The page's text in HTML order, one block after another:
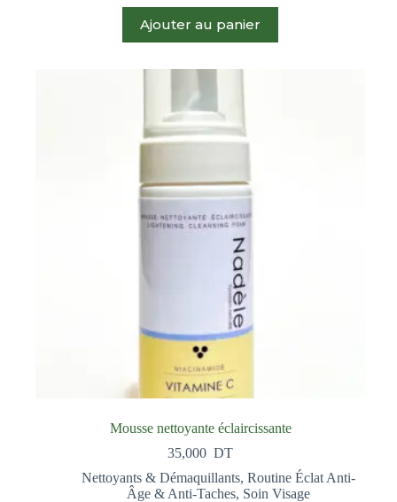
Ajouter au panier
Mousse nettoyante éclaircissante
35,000 DT
Nettoyants & Démaquillants, Routine Éclat Anti-
Âge & Anti-Taches, Soin Visage